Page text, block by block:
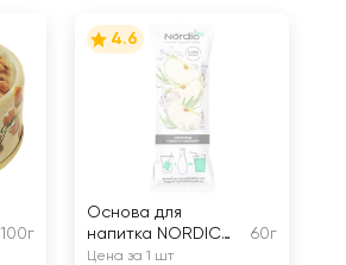
100г
4.6
Основа для
напитка NORDIC
FRESH Тархун и
60г
Цена за 1 шт